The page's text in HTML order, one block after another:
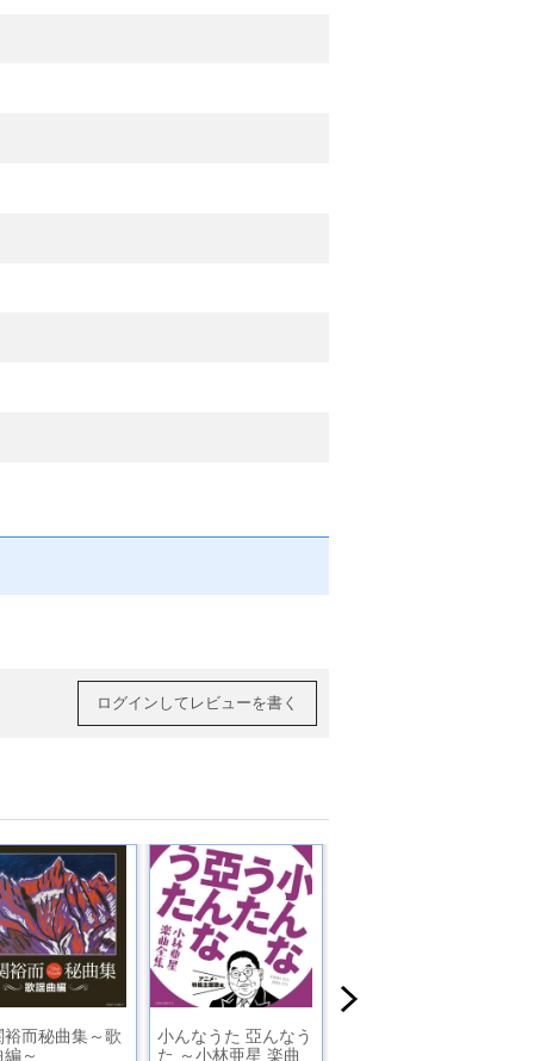
ログインしてレビューを書く
裕而秘曲集～歌
～
小んなうた 亞んなう
た ～小林亜星 楽曲